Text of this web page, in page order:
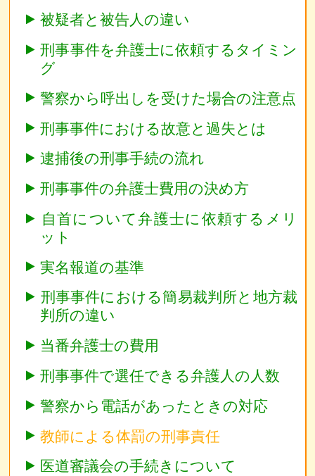
被疑者と被告人の違い
刑事事件を弁護士に依頼するタイミン
グ
警察から呼出しを受けた場合の注意点
刑事事件における故意と過失とは
逮捕後の刑事手続の流れ
刑事事件の弁護士費用の決め方
自首について弁護士に依頼するメリ
ット
実名報道の基準
刑事事件における簡易裁判所と地方裁
判所の違い
当番弁護士の費用
刑事事件で選任できる弁護人の人数
警察から電話があったときの対応
教師による体罰の刑事責任
医道審議会の手続きについて